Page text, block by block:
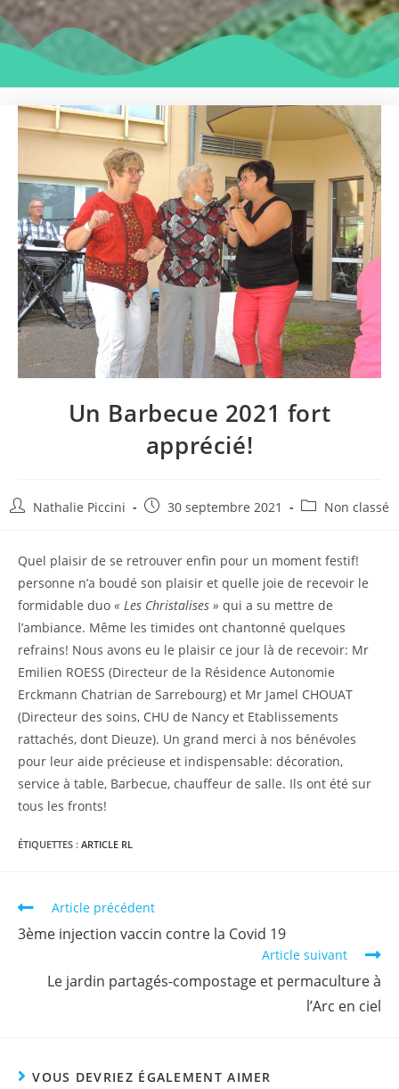
Un Barbecue 2021 fort
apprécié!
Nathalie Piccini 30 septembre 2021 Non classé
Quel plaisir de se retrouver enfin pour un moment festif!
personne n’a boudé son plaisir et quelle joie de recevoir le
formidable duo « Les Christalises » qui a su mettre de
l’ambiance. Même les timides ont chantonné quelques
refrains! Nous avons eu le plaisir ce jour là de recevoir: Mr
Emilien ROESS (Directeur de la Résidence Autonomie
Erckmann Chatrian de Sarrebourg) et Mr Jamel CHOUAT
(Directeur des soins, CHU de Nancy et Etablissements
rattachés, dont Dieuze). Un grand merci à nos bénévoles
pour leur aide précieuse et indispensable: décoration,
service à table, Barbecue, chauffeur de salle. Ils ont été sur
tous les fronts!
ÉTIQUETTES : ARTICLE RL
Article précédent
3ème injection vaccin contre la Covid 19
Article suivant
Le jardin partagés-compostage et permaculture à
l’Arc en ciel
VOUS DEVRIEZ ÉGALEMENT AIMER